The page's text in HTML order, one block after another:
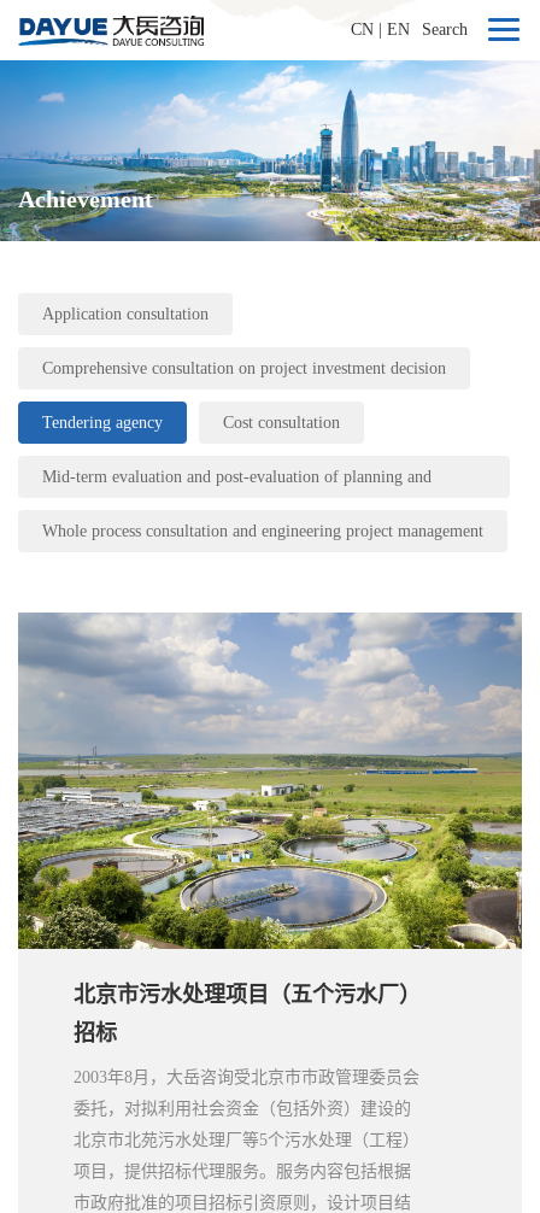
CN EN Search
Achievement
Application consultation
Comprehensive consultation on project investment decision
Tendering agency Cost consultation
Mid-term evaluation and post-evaluation of planning and
Whole process consultation and engineering project management
北京市污水处理项目（五个污水厂）
招标
2003年8月，大岳咨询受北京市市政管理委员会
委托，对拟利用社会资金（包括外资）建设的
北京市北苑污水处理厂等5个污水处理（工程）
项目，提供招标代理服务。服务内容包括根据
市政府批准的项目招标引资原则，设计项目结